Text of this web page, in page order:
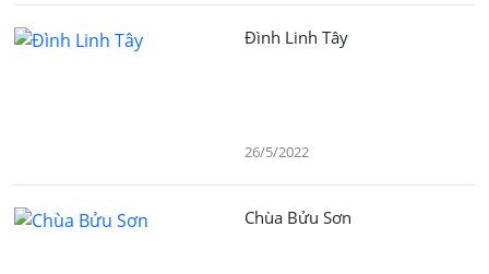
Đình Linh Tây
26/5/2022
Chùa Bửu Sơn